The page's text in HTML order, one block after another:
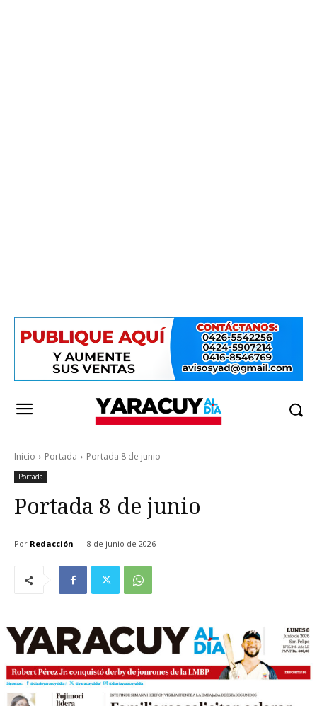
Inicio Portada Portada 8 de junio
Portada
Portada 8 de junio
Por Redacción 8 de junio de 2026